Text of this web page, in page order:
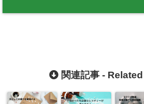
関連記事 -